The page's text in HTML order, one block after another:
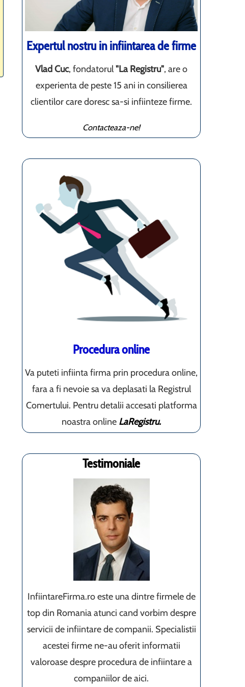
Expertul nostru in infiintarea de firme
Vlad Cuc, fondatorul"La Registru", are o
experienta de peste 15 ani in consilierea
clientilor care doresc sa-si infiinteze firme.
Contacteaza-ne!
Procedura online
Va puteti infiinta firma prin procedura online,
fara a fi nevoie sa va deplasati la Registrul
Comertului. Pentru detalii accesati platforma
noastra online LaRegistru.
Testimoniale
InfiintareFirma.ro este una dintre firmele de
top din Romania atunci cand vorbim despre
servicii de infiintare de companii. Specialistii
acestei firme ne-au oferit informatii
valoroase despre procedura de infiintare a
companiilor de aici.